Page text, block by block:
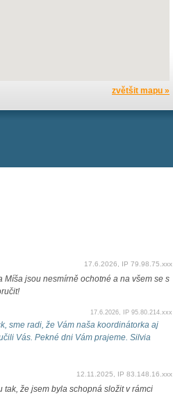
zvětšit mapu »
17.6.2026, IP 79.98.75.xxx
jsou nesmírně ochotné a na všem se s
17.6.2026, IP 95.80.214.xxx
sme radi, že Vám naša koordinátorka aj
Vás. Pekné dni Vám prajeme. Silvia
12.11.2025, IP 83.148.16.xxx
že jsem byla schopná složit v rámci